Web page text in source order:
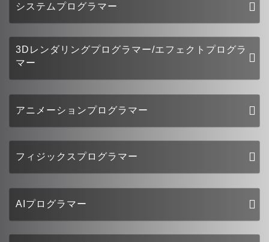
システムプログラマー
3Dレンダリングプログラマー/エフェクトプログラ
マー
アニメーションプログラマー
フィジックスプログラマー
AIプログラマー